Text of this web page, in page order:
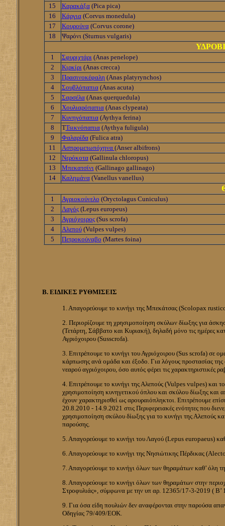
15
Καρακάξα(Pica pica)
16
Κάργια(Corvus monedula)
17
Κουρούνα(Corvus corone)
18
Ψαρόνι (Sturnus vulgaris)
1 Σφυριχτάρι(Anas penelope)
2
Κιρκίρι(Anas crecca)
3
Πρασινοκέφαλη (Anas platyrynchos)
4
Σουβλόπαπια(Anas acuta)
5
Σαρσέλα(Anas querquedula)
6
Χουλιαρόπαπια(Anas clypeata)
7
Κυνηγόπαπια(Aythya ferina)
8
ΤTsικνόπαπια(Aythya fuligula)
9
Φαλαρίδα(Fulica atra)
11
Ασπρομετωπόχηνα (Anser albifrons)
12
Νερόκοτα(Gallinula chloropus)
13
Μπεκατσίνι(Gallinago gallinago)
14
Καλημάνα(Vanellus vanellus)
1 Αγριοκούνελο (Oryctolagus Cuniculus)
2
Λαγός(Lepus europeus)
3
Αγριόχοιρος(Sus scrofa)
4
Αλεπού(Vulpes vulpes)
5
Πετροκούναβο (Martes foina)
Β. ΕΙΔΙΚΕΣ ΡΥΘΜΙΣΕΙΣ
1. Απαγορεύουμε το κυνήγι της Μπεκάτσας (Scolopax
2. Περιορίζουμε τη χρησιμοποίηση σκύλων δίωξης για
(Τετάρτη, Σάββατο και Κυριακή), δηλαδή μόνο τις ημέρες
Αγριόχοιρου (Susscrofa).
3. Επιτρέπουμε το κυνήγι του Αγριόχοιρου (Sus scrofa) σε
κάρπωσης ανά ομάδα και έξοδο. Για λόγους προστασίας
νεαρού αγριόχοιρου, όσο αυτός φέρει τις
4. Επιτρέπουμε το κυνήγι της Αλεπούς (Vulpes vulpes)
χρησιμοποίηση κυνηγετικού όπλου και σκύλου δίωξης
έχουν χαρακτηρισθεί ως αρουραιόπληκτοι. Επιτρέπουμε
20.8.2010 - 14.9.2021 στις Περιφερειακές ενότητες που
χρησιμοποίηση σκύλου δίωξης για το κυνήγι της Αλεπούς
παρούσης.
5. Απαγορεύουμε το κυνήγι του Λαγού (Lepus europaeus)
6. Απαγορεύουμε το κυνήγι της Νησιώτικης Πέρδικας
7. Απαγορεύουμε το κυνήγι όλων των θηραμάτων καθ’ όλη
8. Απαγορεύουμε το κυνήγι όλων των θηραμάτων στην
Στροφυλιάς», σύμφωνα με την υπ αρ. 12365/17-3-2019 (
9. Για όσα είδη πουλιών δεν αναφέρονται στην παρούσα
Οδηγίας 79/409/ΕΟΚ.